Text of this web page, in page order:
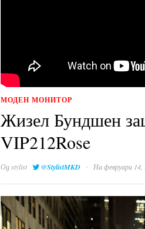
МОДЕН МОНИТОР
Жизел Бундшен
VIP212Rose
Одstylist @StylistMKD · На февруари 14,